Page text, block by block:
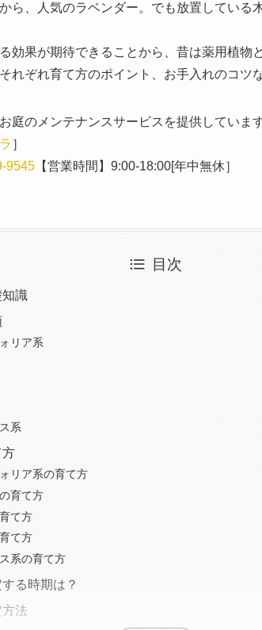
ら、人気のラベンダー。でも放置している
効果が期待できることから、昔は薬用植物
れぞれ育て方のポイント、お手入れのコツ
庭のメンテナンスサービスを提供しています
］
9545 【営業時間】9:00-18:00[年中無休］
目次
知識
リア系
系
方
リア系の育て方
育て方
て方
て方
系の育て方
る時期は？
方法